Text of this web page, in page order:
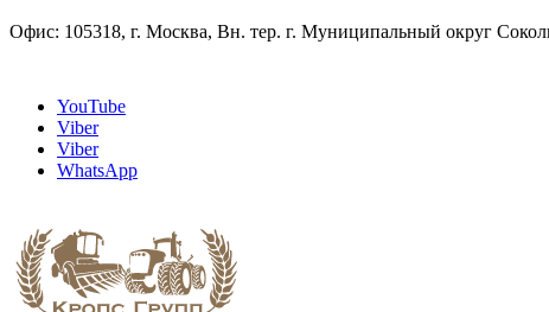
Офис: 105318, г. Москва, Вн. тер. г. Муниципальный округ
YouTube
Viber
Viber
WhatsApp